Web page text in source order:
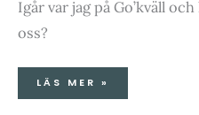
Igår var jag på Go’kväll
oss?
LÄS MER »